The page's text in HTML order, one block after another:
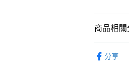
豐銀行戶
收到付款
順豐智能
商品相關
分享